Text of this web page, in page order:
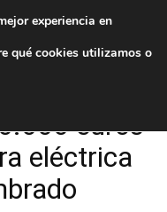
euros
eléctrica
experiencia en
qué cookies utilizamos o